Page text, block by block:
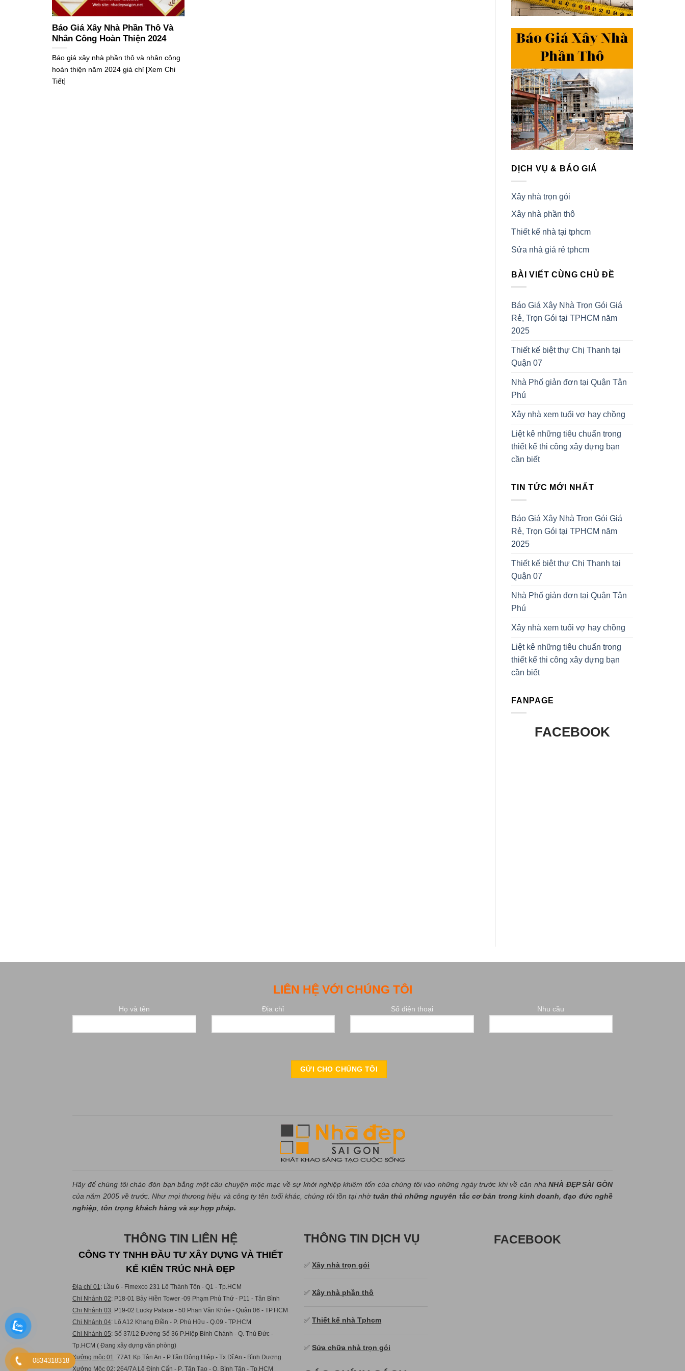
Báo Giá Xây Nhà Phần Thô Và
Nhân Công Hoàn Thiện 2024
Báo giá xây nhà phần thô và nhân công
hoàn thiện năm 2024 giá chỉ [Xem Chi
Tiết]
DỊCH VỤ & BÁO GIÁ
Xây nhà trọn gói
Xây nhà phần thô
Thiết kế nhà tại tphcm
Sửa nhà giá rẻ tphcm
BÀI VIẾT CÙNG CHỦ ĐỀ
Báo Giá Xây Nhà Trọn Gói Giá
Rẻ, Trọn Gói tại TPHCM năm
2025
Thiết kế biệt thự Chị Thanh tại
Quận 07
Nhà Phố giản đơn tại Quận Tân
Phú
Xây nhà xem tuổi vợ hay chồng
Liệt kê những tiêu chuẩn trong
thiết kế thi công xây dựng bạn
cần biết
TIN TỨC MỚI NHẤT
Báo Giá Xây Nhà Trọn Gói Giá
Rẻ, Trọn Gói tại TPHCM năm
2025
Thiết kế biệt thự Chị Thanh tại
Quận 07
Nhà Phố giản đơn tại Quận Tân
Phú
Xây nhà xem tuổi vợ hay chồng
Liệt kê những tiêu chuẩn trong
thiết kế thi công xây dựng bạn
cần biết
FANPAGE
FACEBOOK
LIÊN HỆ VỚI CHÚNG TÔI
Họ và tên Địa chỉ Số điện thoại Nhu cầu
Hãy để chúng tôi chào đón bạn bằng một câu chuyện mộc mạc về sự khởi nghiệp khiêm tốn của chúng tôi vào những ngày trước khi về căn nhàNHÀ ĐẸP SÀI GÒN
của năm 2005 về trước. Như mọi thương hiệu và công ty tên tuổi khác, chúng tôi tồn tại nhờ tuân thủ những nguyên tắc cơ bản trong kinh doanh, đạo đức nghề
nghiệp tôn trọng khách hàng và sự hợp pháp.
THÔNG TIN LIÊN HỆ
CÔNG TY TNHH ĐẦU TƯ XÂY DỰNG VÀ THIẾT
KẾ KIẾN TRÚC NHÀ ĐẸP
Địa chỉ 01 : Lầu 6 - Fimexco 231 Lê Thánh Tôn - Q1 - Tp.HCM
Chi Nhánh 02: P18-01 Bảy Hiền Tower -09 Phạm Phú Thứ - P11 - Tân Bình
Chi Nhánh 03: P19-02 Lucky Palace - 50 Phan Văn Khỏe - Quận 06 - TP.HCM
Chi Nhánh 04: Lô A12 Khang Điền - P. Phú Hữu - Q.09 - TP.HCM
Chi Nhánh 05: Số 37/12 Đường Số 36 P.Hiệp Bình Chánh - Q. Thủ Đức -
Tp.HCM ( Đang xây dựng văn phòng)
Xưởng mộc 01
:77A1 Kp.Tân An - P.Tân Đông Hiệp - Tx.Dĩ An - Bình Dương.
Xưởng Mộc 02: 264/7A Lê Đình Cẩn - P. Tân Tạo - Q. Bình Tân - Tp.HCM
THÔNG TIN DỊCH VỤ
✅Xây nhà trọn gói
✅Xây nhà phần thô
✅Thiết kế nhà Tphcm
✅Sửa chữa nhà trọn gói
FACEBOOK
0834318318